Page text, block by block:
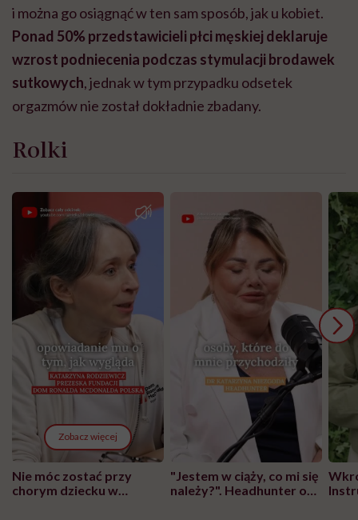
i można go osiągnąć w ten sam sposób, jak u kobiet.
Ponad 50% przedstawicieli płci męskiej deklaruje
wzrost podniecenia podczas stymulacji brodawek
sutkowych, jednak w tym przypadku odsetek
orgazmów nie został dokładnie zbadany.
Rolki
Zobacz więcej
Nie móc zostać przy
chorym dziecku w
"Jestem w ciąży, co mi się
należy?". Headhunter o